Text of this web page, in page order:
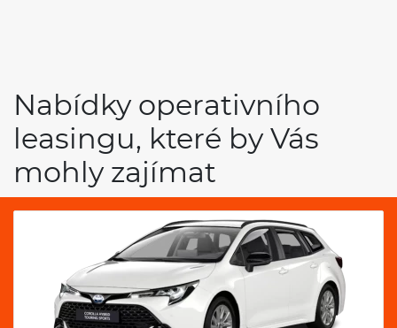
Nabídky operativního
leasingu, které by Vás
mohly zajímat